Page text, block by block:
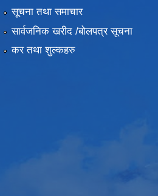
सूचना तथा समाचार
सार्वजनिक खरीद /बोलपत्र सूचना
कर तथा शुल्कहरु